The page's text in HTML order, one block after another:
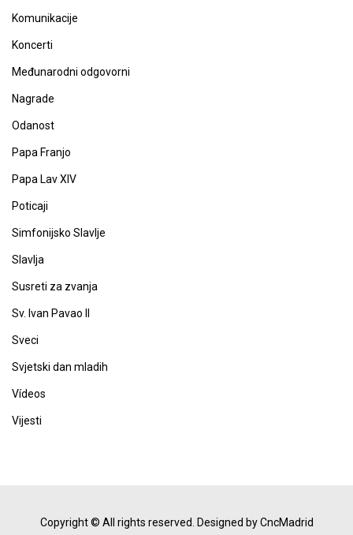
Komunikacije
Koncerti
Međunarodni odgovorni
Nagrade
Odanost
Papa Franjo
Papa Lav XIV
Poticaji
Simfonijsko Slavlje
Slavlja
Susreti za zvanja
Sv. Ivan Pavao II
Sveci
Svjetski dan mladih
Vídeos
Vijesti
Copyright © All rights reserved. Designed by CncMadrid